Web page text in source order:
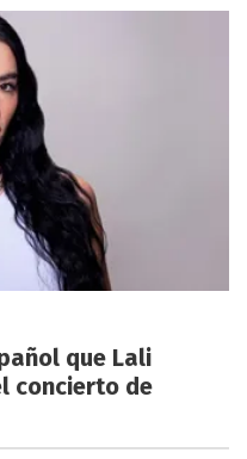
que Lali
concierto de